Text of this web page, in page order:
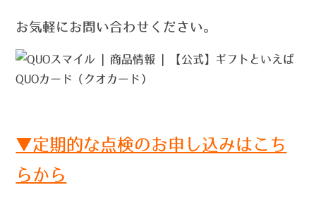
お気軽にお問い合わせください。
▼定期的な点検のお申し込みはこち
らから